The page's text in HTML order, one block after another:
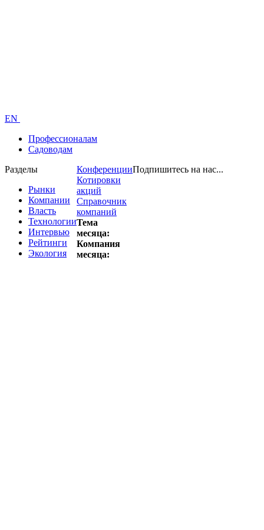
EN
Профессионалам
Садоводам
Разделы
Рынки
Компании
Власть
Технологии
Интервью
Рейтинги
Экология
Конференции
Котировки
акций
Справочник
компаний
Тема
месяца:
Компания
месяца:
Подпишитесь на нас...